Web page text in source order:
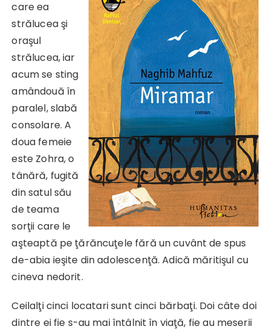
care ea
strălucea şi
oraşul
strălucea, iar
acum se sting
amândouă în
paralel, slabă
consolare. A
doua femeie
este Zohra, o
tânără, fugită
din satul său
de teama
sorţii care le
aşteaptă pe ţărăncuţele fără un cuvânt de spus
de-abia ieşite din adolescenţă. Adică măritişul cu
cineva nedorit.
Ceilalţi cinci locatari sunt cinci bărbaţi. Doi câte doi
dintre ei fie s-au mai întâlnit în viaţă, fie au meserii